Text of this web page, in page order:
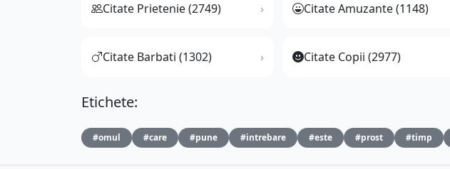
Citate Prietenie (2749) Citate Amuzante (1148)
Citate Barbati (1302) Citate Copii (2977)
Etichete:
#omul #care #pune #intrebare #este #prost #timp